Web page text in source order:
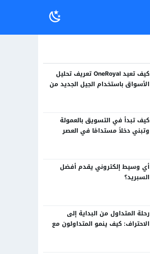
كيف تعيد OneRoyal تعريف تحليل
الأسواق باستخدام الجيل الجديد من
كيف تبدأ في التسويق بالعمولة
وتبني دخلاً مستدامًا في العصر
أي وسيط إلكتروني يقدم أفضل
السبريد؟
رحلة المتداول من البداية إلى
الاحتراف: كيف ينمو المتداولون مع